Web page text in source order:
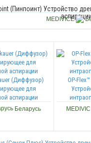
(Пинпоинт) Устройство
MEDIVICE
(Диффузор)
для
аспирации
Беларусь
OP-